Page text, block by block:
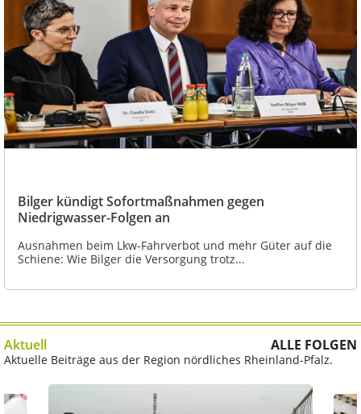
Bilger kündigt Sofortmaßnahmen gegen
Niedrigwasser-Folgen an
Ausnahmen beim Lkw-Fahrverbot und mehr Güter auf die
Schiene: Wie Bilger die Versorgung trotz...
Aktuell ALLE FOLGEN
Aktuelle Beiträge aus der Region nördliches Rheinland-Pfalz.